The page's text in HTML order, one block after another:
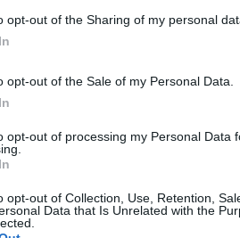
opt-out of the Sharing of my personal
opt-out of the Sale of my Personal Data.
opt-out of processing my Personal Data
opt-out of Collection, Use, Retention,
Data that Is Unrelated with the